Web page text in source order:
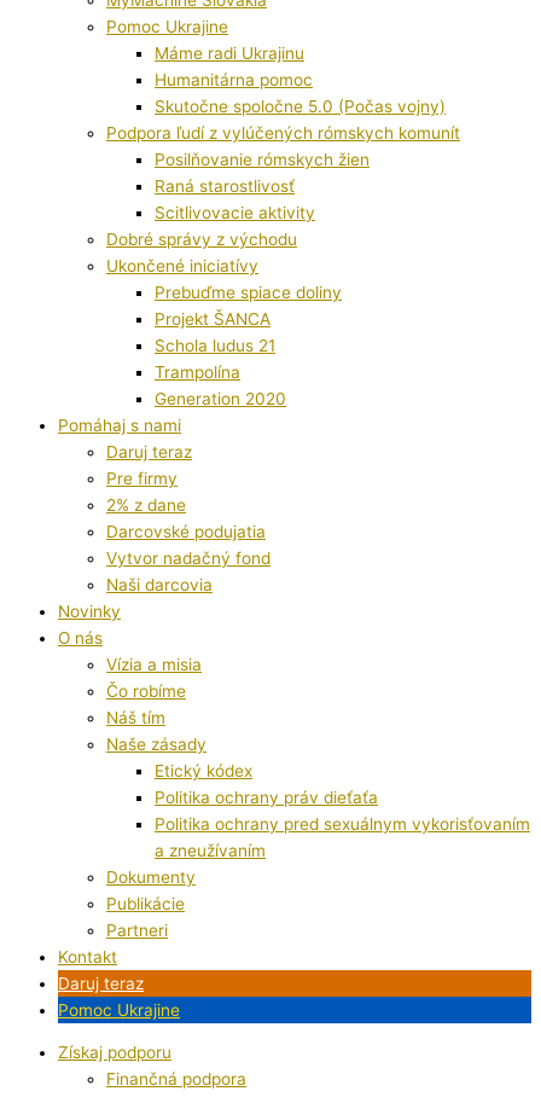
Pomoc Ukrajine
Máme radi Ukrajinu
Humanitárna pomoc
Skutočne spoločne 5.0 (Počas vojny)
Podpora ľudí z vylúčených rómskych komunít
Posilňovanie rómskych žien
Raná starostlivosť
Scitlivovacie aktivity
Dobré správy z východu
Ukončené iniciatívy
Prebuďme spiace doliny
Projekt ŠANCA
Schola ludus 21
Trampolína
Generation 2020
Pomáhaj s nami
Daruj teraz
Pre firmy
2% z dane
Darcovské podujatia
Vytvor nadačný fond
Naši darcovia
Novinky
O nás
Vízia a misia
Čo robíme
Náš tím
Naše zásady
Etický kódex
Politika ochrany práv dieťaťa
Politika ochrany pred sexuálnym vykorisťovaním
a zneužívaním
Dokumenty
Publikácie
Partneri
Kontakt
Daruj teraz
Pomoc Ukrajine
Získaj podporu
Finančná podpora